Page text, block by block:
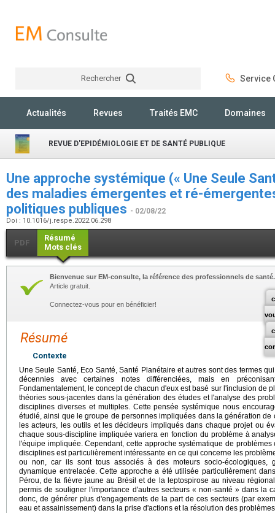
Rechercher Service
Actualités Revues Traités EMC Domaines
REVUE D'EPIDÉMIOLOGIE ET DE SANTÉ PUBLIQUE
Une approche systémique (« Une Seule
des maladies émergentes et ré-
politiques publiques - 02/08/22
Doi : 10.1016/j.respe.2022.06.298
PDF
Résumé
Mots clés
Bienvenue sur EM-consulte, la référence des professionnels de santé.
Article gratuit.
Connectez-vous pour en bénéficier!
Résumé
Contexte
Une Seule Santé, Eco Santé, Santé Planétaire et autres sont des termes
décennies avec certaines notes différenciées, mais en
Fondamentalement, le concept de chacun d'eux est basé sur l'inclusion de
théories sous-jacentes dans la génération des études et l'analyse des
disciplines diverses et multiples. Cette pensée systémique nous
étudié, ainsi que le groupe de personnes impliquées dans la génération de
les acteurs, les outils et les décideurs impliqués dans chaque projet ou
chaque sous-discipline impliquée variera en fonction du problème à
l'équipe impliquée. Cependant, cette approche systématique de
disciplines est particulièrement intéressante en ce qui concerne les
ou non, car ils sont tous associés à des moteurs socio-écologiques,
dynamique entrelacée. Cette approche a été utilisée particulièrement
Pérou, de la fièvre jaune au Brésil et de la leptospirose au niveau
permis de souligner l'importance d'autres secteurs « non-santé » dans la
donc, de générer plus d'engagements de la part de ces secteurs (par
eau et assainissement) dans la prise d'actions et la résolution des